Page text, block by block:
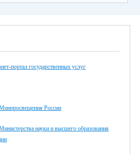
портал государственных услуг
России
науки и высшего образования